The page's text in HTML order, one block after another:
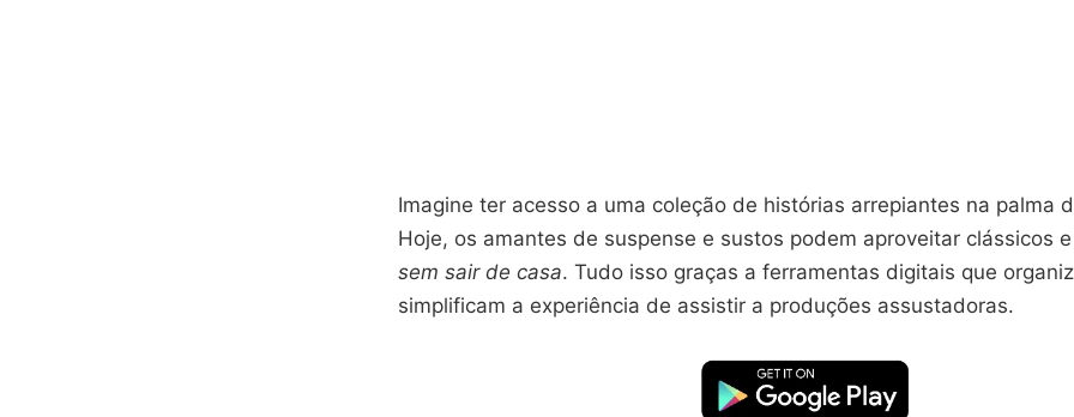
Imagine ter acesso a uma coleção de histórias arrepiantes na palma
Hoje, os amantes de suspense e sustos podem aproveitar clássicos
sem sair de casa. Tudo isso graças a ferramentas digitais que
simplificam a experiência de assistir a produções assustadoras.